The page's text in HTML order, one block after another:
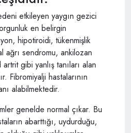
etkileyen yaygın gezici
en belirgin
hipotiroidi, tükenmişlik
ağrı sendromu, ankilozan
gibi yanlış tanıları alan
Fibromiyalji hastalarının
alabilmektedir.
genelde normal çıkar. Bu
abarttığı, uydurduğu,